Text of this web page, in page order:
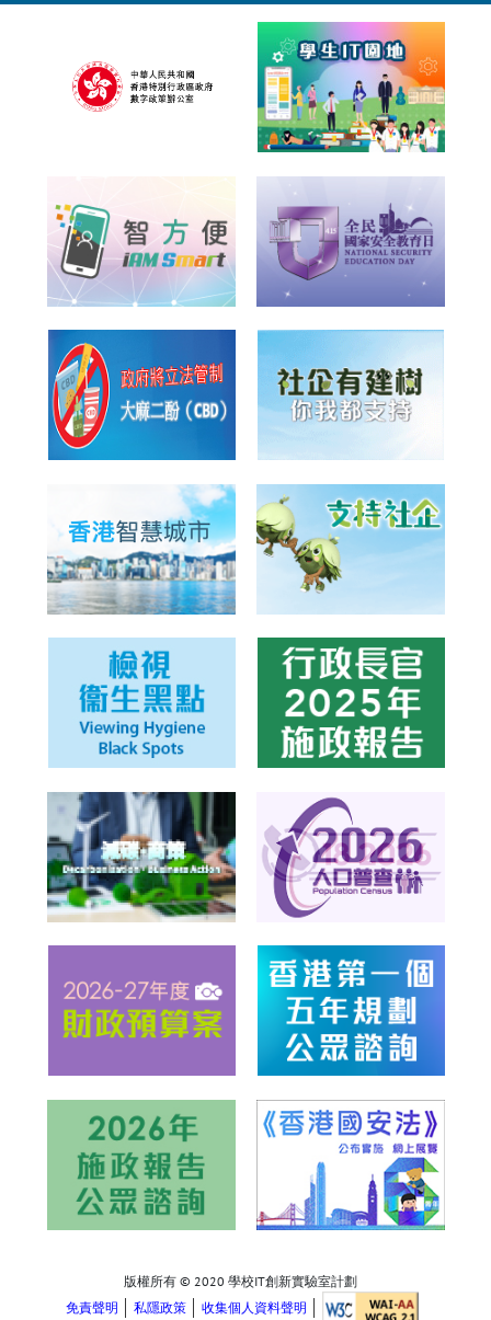
版權所有 © 2020 學校IT創新實驗室計劃
免責聲明
私隱政策 收集個人資料聲明